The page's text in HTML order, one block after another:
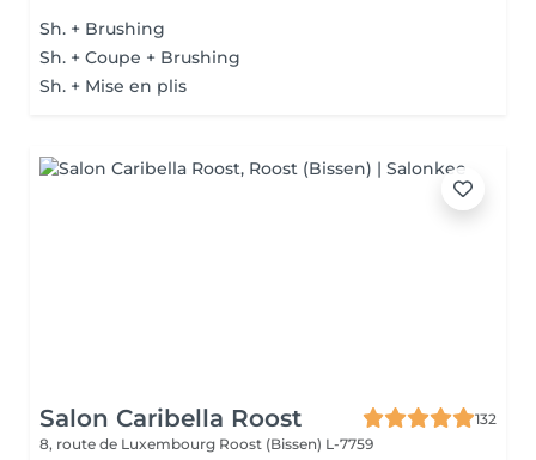
Sh. + Brushing
Sh. + Coupe + Brushing
Sh. + Mise en plis
Salon Caribella Roost
132
8, route de Luxembourg Roost (Bissen) L-7759